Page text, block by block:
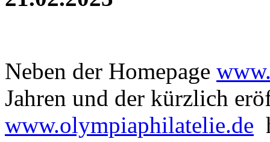
Neben der Homepage
Jahren und der kürzlich
www.olympiaphilatelie.de